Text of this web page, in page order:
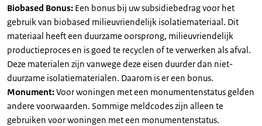
Biobased Bonus: Een bonus bij uw subsidiebedrag voor het
gebruik van biobased milieuvriendelijk isolatiemateriaal. Dit
materiaal heeft een duurzame oorsprong, milieuvriendelijk
productieproces en is goed te recyclen of te verwerken als afval.
Deze materialen zijn vanwege deze eisen duurder dan niet-
duurzame isolatiematerialen. Daarom is er een bonus.
Monument:Voor woningen met een monumentenstatus gelden
andere voorwaarden. Sommige meldcodes zijn alleen te
gebruiken voor woningen met een monumentenstatus.